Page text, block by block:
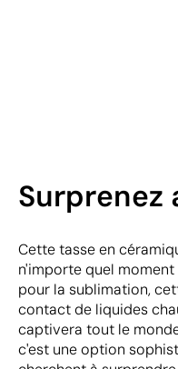
Surprenez
Cette tasse en
n'importe quel
pour la sublimation,
contact de liquides
captivera tout le
c'est une option